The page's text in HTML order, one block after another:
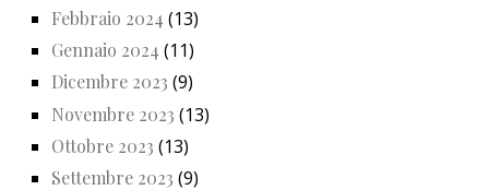
Febbraio 2024 (13)
Gennaio 2024 (11)
Dicembre 2023 (9)
Novembre 2023 (13)
Ottobre 2023 (13)
Settembre 2023 (9)